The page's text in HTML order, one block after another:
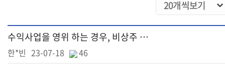
수익사업을 영위 하는 경우, 비상주 오피스 임대료에 대한 계산서 발행 및 안분계산 문의
한*빈 23-07-18 46